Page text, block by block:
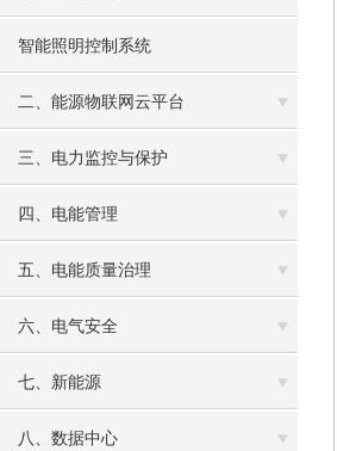
智能照明控制系统
二、能源物联网云平台
三、电力监控与保护
四、电能管理
五、电能质量治理
六、电气安全
七、新能源
八、数据中心